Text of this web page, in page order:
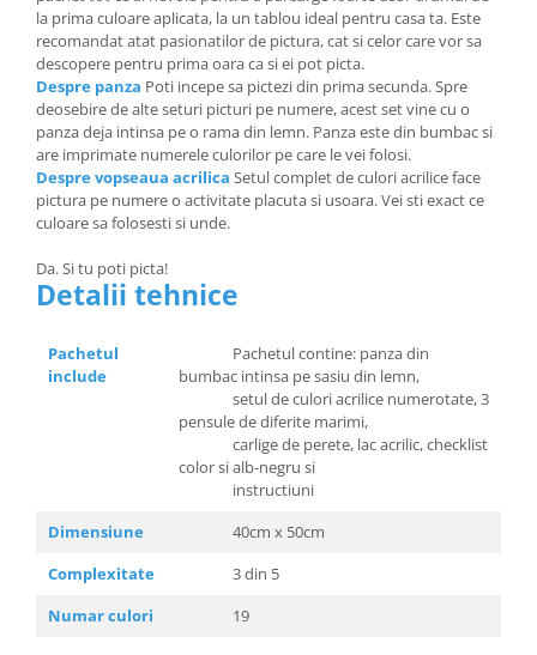
la prima culoare aplicata, la un tablou ideal pentru casa ta. Este
recomandat atat pasionatilor de pictura, cat si celor care vor sa
descopere pentru prima oara ca si ei pot picta.
Despre panza Poti incepe sa pictezi din prima secunda. Spre
deosebire de alte seturi picturi pe numere, acest set vine cu o
panza deja intinsa pe o rama din lemn. Panza este din bumbac si
are imprimate numerele culorilor pe care le vei folosi.
Despre vopseaua acrilica Setul complet de culori acrilice face
pictura pe numere o activitate placuta si usoara. Vei sti exact ce
culoare sa folosesti si unde.
Da. Si tu poti picta!
Detalii tehnice
Pachetul
include
Pachetul contine: panza din
bumbac intinsa pe sasiu din lemn,
setul de culori acrilice numerotate, 3
pensule de diferite marimi,
carlige de perete, lac acrilic, checklist
color si alb-negru si
instructiuni
Dimensiune
40cm x 50cm
Complexitate
3 din 5
Numar culori
19